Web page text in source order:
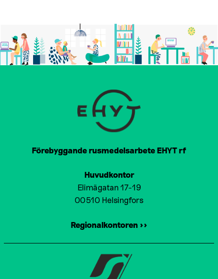
Förebyggande rusmedelsarbete EHYT rf
Huvudkontor
Elimägatan 17-19
00510 Helsingfors
Regionalkontoren >>